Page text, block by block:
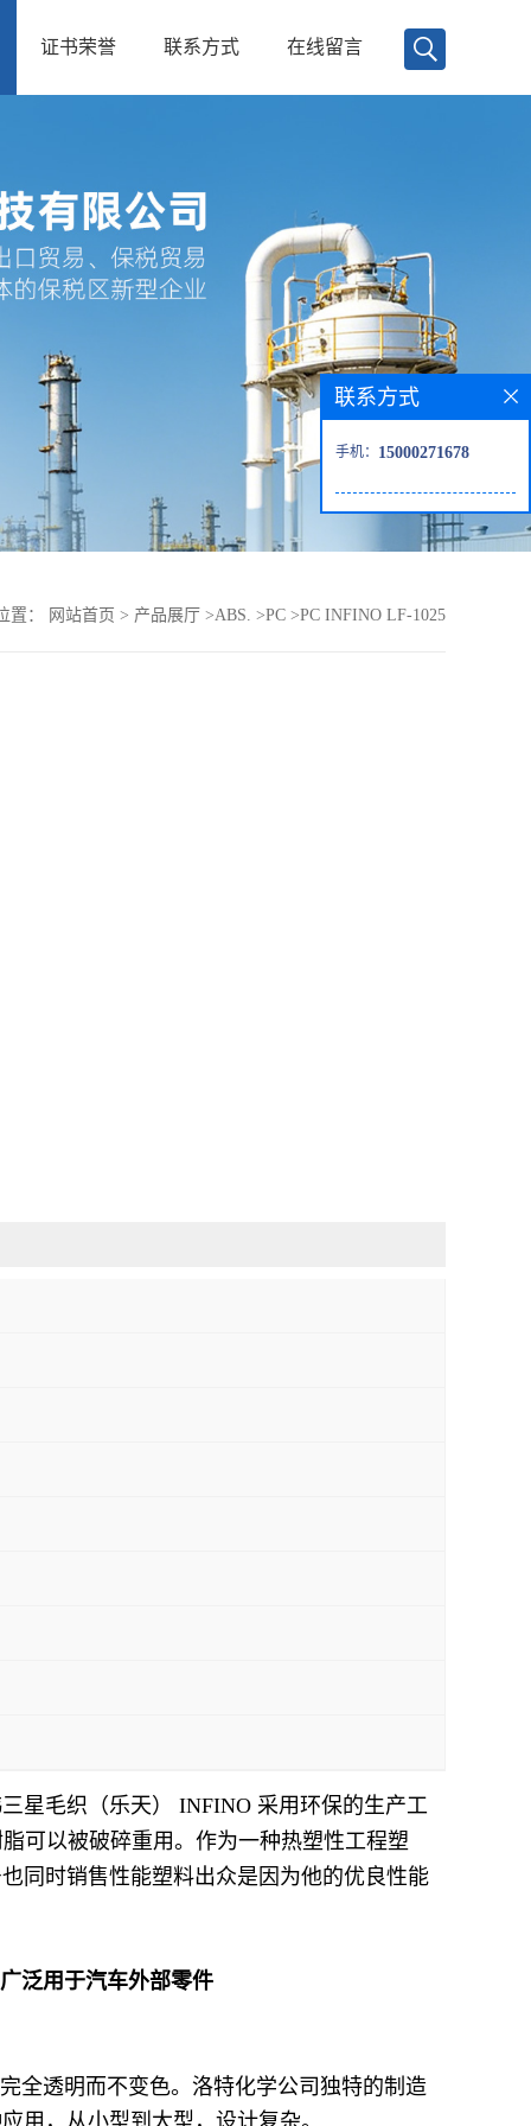
证书荣誉 联系方式 在线留言
置： 网站首页 > 产品展厅 >ABS. >PC >PC INFINO LF-1025
星毛织（乐天） INFINO 采用环保的生产工
可以被破碎重用。作为一种热塑性工程塑
同时销售性能塑料出众是因为他的优良性能
泛用于汽车外部零件
全透明而不变色。洛特化学公司独特的制造
用，从小型到大型，设计复杂。
联系方式
手机： 15000271678